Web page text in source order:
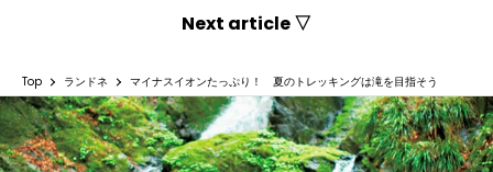
Next article ▽
Top ランドネ マイナスイオンたっぷり！ 夏のトレッキングは滝を目指そう